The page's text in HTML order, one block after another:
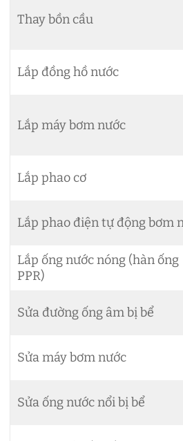
Thay bồn cầu
Lắp đồng hồ nước
Lắp máy bơm nước
Lắp phao cơ
Lắp phao điện tự động bơm
Lắp ống nước nóng (hàn ống
PPR)
Sửa đường ống âm bị bể
Sửa máy bơm nước
Sửa ống nước nổi bị bể